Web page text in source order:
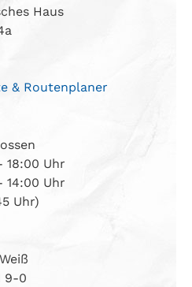
Haus
& Routenplaner
18:00 Uhr
14:00 Uhr
Uhr)
9-0